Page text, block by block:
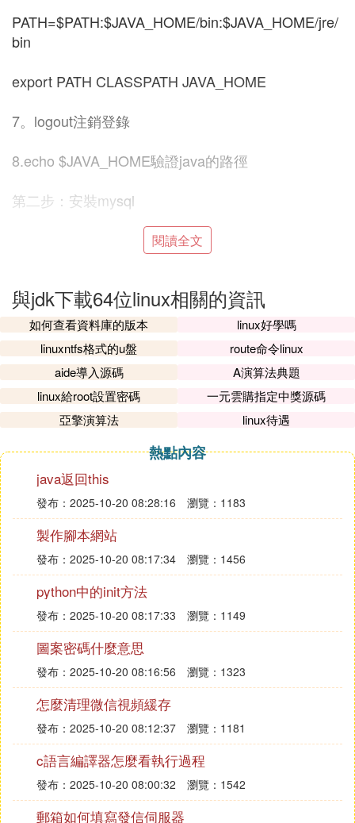
PATH=$PATH:$JAVA_HOME/bin:$JAVA_HOME/jre/
bin
export PATH CLASSPATH JAVA_HOME
7。logout注銷登錄
8.echo $JAVA_HOME驗證java的路徑
第二步：安裝mysql
1.官網下載mysql安裝包
文件名(mysql的安裝包) root@要傳的虛擬機或者伺
服器(210.56.194.45)
3.直接yum install mysql*安裝mysql
4.安裝完成以後/etc/init.d/mysqld start 啟動mysql
第三步：安裝tomcat
1.從官網下載tomcat的安裝包
2.將jdk的安裝包上傳到虛擬機或者伺服器：scp 文件
名(apache-tomcat-6.0.20.tar.gz) root@要傳的虛擬機
或者伺服器(210.56.194.45)
3.在、/usr/local/目錄下面創建一個tomcat目錄：mkdi
r tomcat
4.將文件復制到tomcat目錄下面：cp 文件名(apache-
tomcat-6.0.20.tar.gz) /usr/local/tomcat
5.解壓文件：先解壓成。tar文件：gzip -d 文件名(ap
ache-tomcat-6.0.20.tar.gz)在解壓成可執行文件：tar
-xvf 文件名(apache-tomcat-6.0.20.tar)
閱讀全文
與jdk下載64位linux相關的資訊
如何查看資料庫的版本
linux好學嗎
linuxntfs格式的u盤
route命令linux
aide導入源碼
A演算法典題
linux給root設置密碼
一元雲購指定中獎源碼
亞擎演算法
linux待遇
熱點內容
java返回this
發布：2025-10-20 08:28:16 瀏覽：1183
製作腳本網站
發布：2025-10-20 08:17:34 瀏覽：1456
python中的init方法
發布：2025-10-20 08:17:33 瀏覽：1149
圖案密碼什麼意思
發布：2025-10-20 08:16:56 瀏覽：1323
怎麼清理微信視頻緩存
發布：2025-10-20 08:12:37 瀏覽：1181
c語言編譯器怎麼看執行過程
發布：2025-10-20 08:00:32 瀏覽：1542
郵箱如何填寫發信伺服器